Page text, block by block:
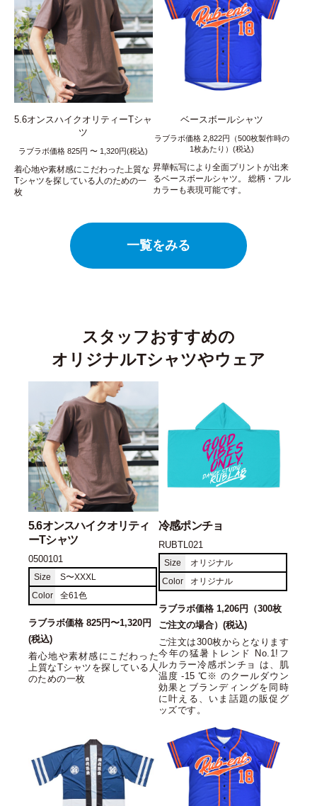
5.6オンスハイクオリティーTシャ
ツ
ラブラボ価格 825円 〜 1,320円(税込)
着心地や素材感にこだわった上質な
Tシャツを探している人のための一
枚
ベースボールシャツ
ラブラボ価格 2,822円（500枚製作時の
1枚あたり）(税込)
昇華転写により全面プリントが出来
るベースボールシャツ。 総柄・フル
カラーも表現可能です。
一覧をみる
スタッフおすすめの
オリジナルTシャツやウェア
5.6オンスハイクオリティ
ーTシャツ
0500101
Size
S〜XXXL
Color
全61色
ラブラボ価格 825円〜1,320円
(税込)
着心地や素材感にこだわった
上質なTシャツを探している人
のための一枚
冷感ポンチョ
RUBTL021
Size
オリジナル
Color
オリジナル
ラブラボ価格 1,206円（300枚
ご注文の場合）(税込)
ご注文は300枚からとなります
今年の猛暑トレンド No.1!フ
ルカラー冷感ポンチョ は、肌
温度 -15 ℃※ のクールダウン
効果とブランディングを同時
に叶える、いま話題の販促グ
ッズです。